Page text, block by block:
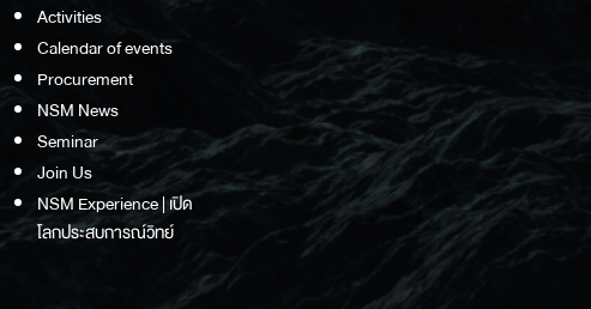
Activities
Calendar of events
Procurement
NSM News
Seminar
Join Us
NSM Experience | เปิด
โลกประสบการณ์วิทย์